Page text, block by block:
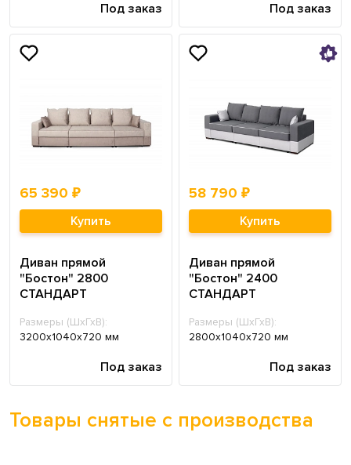
Под заказ Под заказ
65 390 ₽
Купить
Диван прямой
"Бостон" 2800
СТАНДАРТ
Размеры (ШхГхВ):
3200х1040х720 мм
Под заказ
58 790 ₽
Купить
Диван прямой
"Бостон" 2400
СТАНДАРТ
Размеры (ШхГхВ):
2800х1040х720 мм
Под заказ
Товары снятые с производства